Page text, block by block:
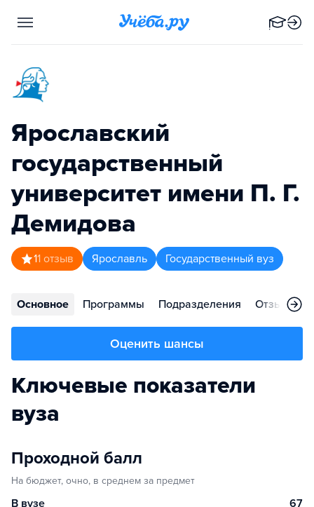
Ярославский
государственный
университет имени П. Г.
Демидова
11 отзыв Ярославль Государственный вуз
Основное Программы Подразделения Отзывы
Оценить шансы
Ключевые показатели
вуза
Проходной балл
На бюджет, очно, в среднем за предмет
В вузе 67